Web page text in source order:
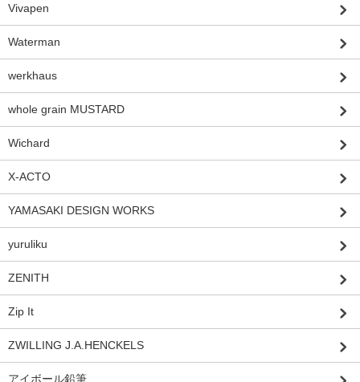
Vivapen
Waterman
werkhaus
whole grain MUSTARD
Wichard
X-ACTO
YAMASAKI DESIGN WORKS
yuruliku
ZENITH
Zip It
ZWILLING J.A.HENCKELS
アイボール鉛筆